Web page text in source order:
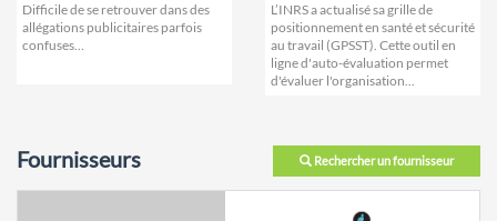
Difficile de se retrouver dans des
allégations publicitaires parfois
confuses…
L’INRS a actualisé sa grille de
positionnement en santé et sécurité
au travail (GPSST). Cette outil en
ligne d'auto-évaluation permet
d'évaluer l'organisation...
Rechercher un fournisseur
Fournisseurs